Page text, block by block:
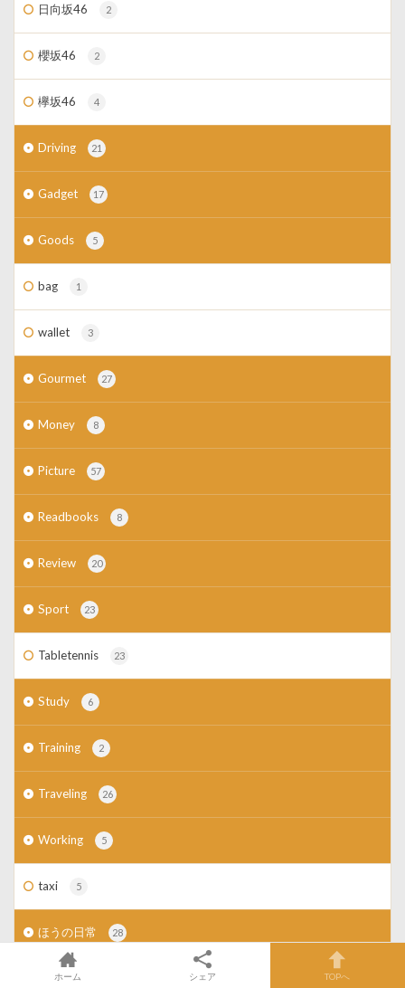
日向坂46 2
櫻坂46 2
欅坂46 4
Driving 21
Gadget 17
Goods 5
bag 1
wallet 3
Gourmet 27
Money 8
Picture 57
Readbooks 8
Review 20
Sport 23
Tabletennis 23
Study 6
Training 2
Traveling 26
Working 5
taxi 5
ほうの日常 28
YouTube
ホーム シェア TOPへ